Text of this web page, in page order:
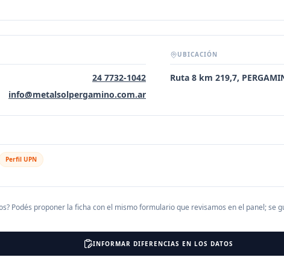
24 7732-1042
info@metalsolpergamino.com.ar
UBICACIÓN
Ruta 8 km 219,7,
Perfil UPN
Podés proponer la ficha con el mismo formulario que revisamos en el panel; se
INFORMAR DIFERENCIAS EN LOS DATOS